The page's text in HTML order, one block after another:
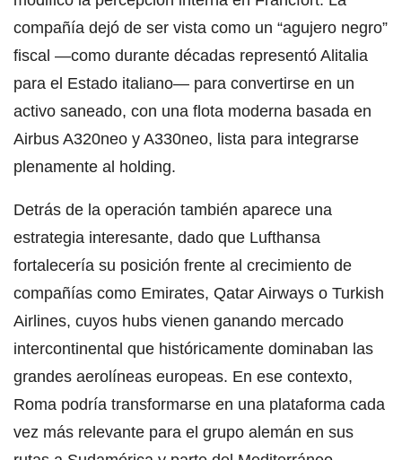
compañía dejó de ser vista como un “agujero negro”
fiscal —como durante décadas representó Alitalia
para el Estado italiano— para convertirse en un
activo saneado, con una flota moderna basada en
Airbus A320neo y A330neo, lista para integrarse
plenamente al holding.
Detrás de la operación también aparece una
estrategia interesante, dado que Lufthansa
fortalecería su posición frente al crecimiento de
compañías como Emirates, Qatar Airways o Turkish
Airlines, cuyos hubs vienen ganando mercado
intercontinental que históricamente dominaban las
grandes aerolíneas europeas. En ese contexto,
Roma podría transformarse en una plataforma cada
vez más relevante para el grupo alemán en sus